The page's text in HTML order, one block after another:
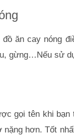
đồ ăn cay nóng
gừng…Nếu sử
gọi tên khi
hơn. Tốt